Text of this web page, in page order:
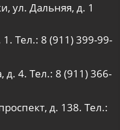
ул. Дальняя, д. 1
Тел.: 8 (911) 399-99-
д. 4. Тел.: 8 (911) 366-
д. 138. Тел.: